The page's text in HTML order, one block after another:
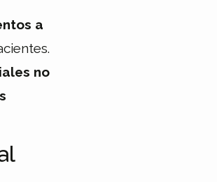
a
no